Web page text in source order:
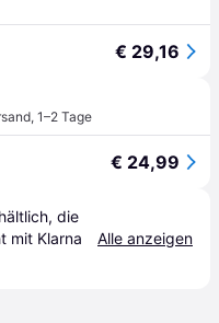
€ 29,16
, 1–2 Tage
€ 24,99
die
mit Klarna
Alle anzeigen